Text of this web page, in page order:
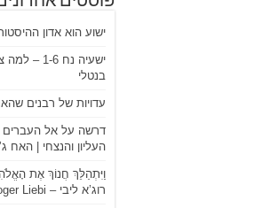
ישוע הוא אדון
ישעיה נח
בנטלי
עדויות של רבנים
העליון והנצחי | האח
וַיִּתְהַלֵּךְ חֲנוֹךְ אֶת
רוג’א ליבי – Roger Liebi